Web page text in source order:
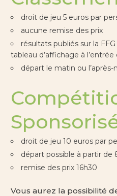
droit de jeu 5 euros par
aucune remise des prix
résultats publiés sur la
tableau d’affichage à
départ le matin ou l’après-
droit de jeu 10 euros par
départ possible à partir de
remise des prix 16h30
Vous aurez la possibilité